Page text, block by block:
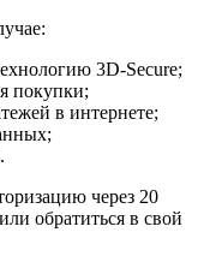
3D-Secure;
покупки;
в интернете;
через 20
обратиться в свой